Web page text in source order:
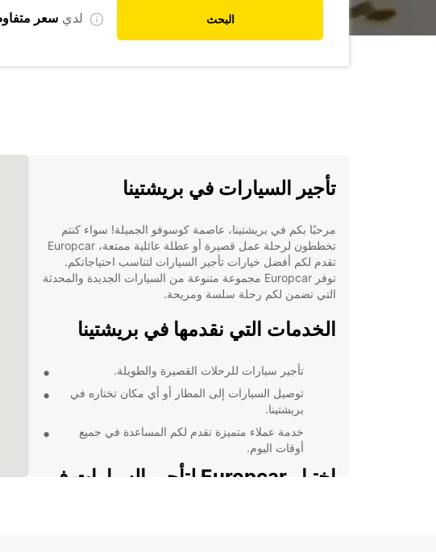
لدي سعر البحث
تأجير السيارات في بريشتينا
مرحبًا بكم في بريشتينا، عاصمة كوسوفو الجميلة! سواء كنتم
تخططون لرحلة عمل قصيرة أو عطلة عائلية ممتعة، Europcar
تقدم لكم أفضل خيارات تأجير السيارات لتناسب احتياجاتكم.
توفر Europcar مجموعة متنوعة من السيارات الجديدة والمحدثة
التي تضمن لكم رحلة سلسة ومريحة.
الخدمات التي نقدمها في بريشتينا
تأجير سيارات للرحلات القصيرة والطويلة.
توصيل السيارات إلى المطار أو أي مكان تختاره في
بريشتينا.
خدمة عملاء متميزة تقدم لكم المساعدة في جميع
أوقات اليوم.
اختيار Europcar لتأجير السيارات في